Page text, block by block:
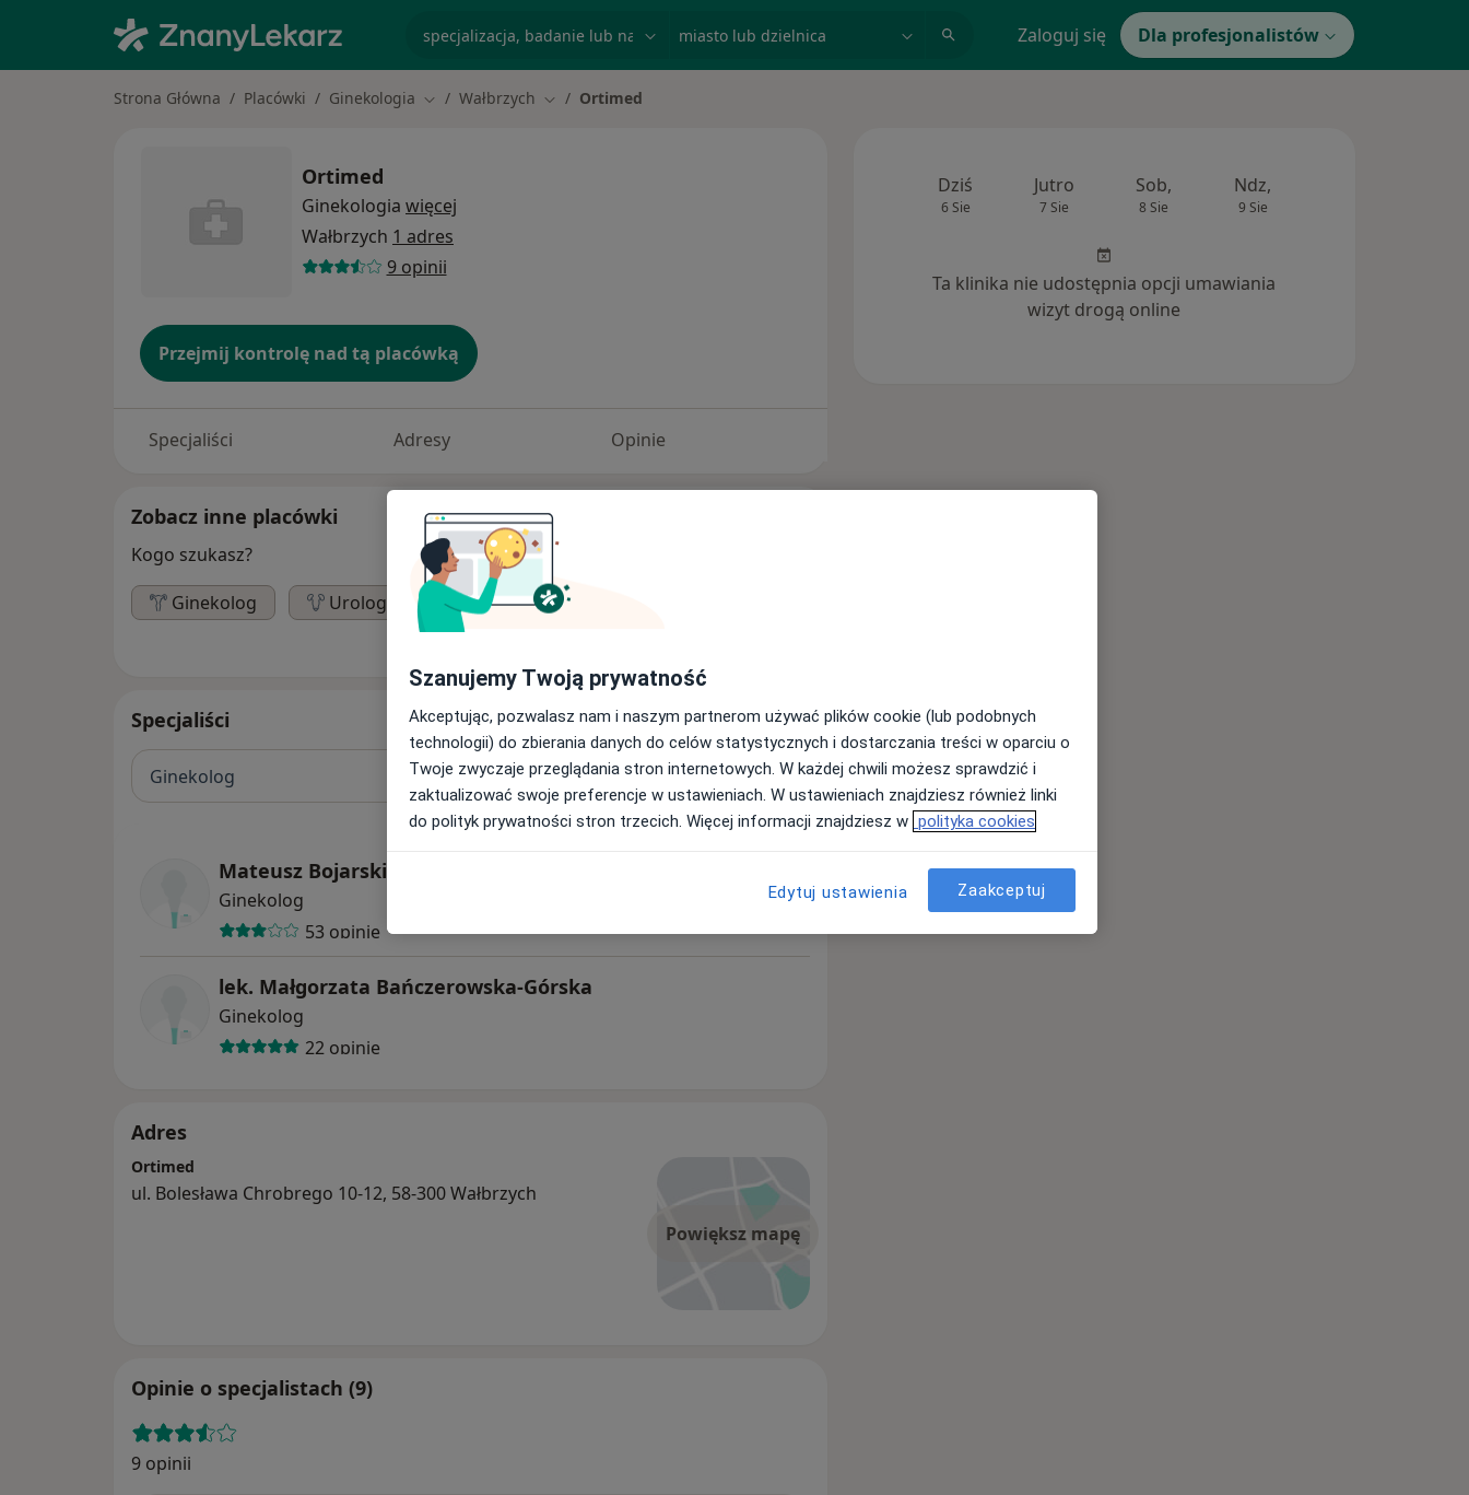
Zaloguj się Dla profesjonalistów
Strona Główna Placówki Ginekologia Zmień miasto
Wałbrzych Zmień miasto
Ortimed
Ortimed
Ginekologia więcej
Wałbrzych 1 adres
9 opinii
Przejmij kontrolę nad tą placówką
Specjaliści Adresy Opinie
Zobacz inne placówki
Kogo szukasz?
Ginekolog
Urolog Ortopeda
Specjaliści
Ginekolog
Mateusz Bojarski
Ginekolog
53 opinie
lek. Małgorzata Bańczerowska-Górska
Ginekolog
22 opinie
Adres
Powiększ mapę
Ortimed
ul. Bolesława Chrobrego 10-12, 58-300 Wałbrzych
Opinie o specjalistach (9)
9 opinii
Dziś
6 Sie
Jutro
7 Sie
Sob,
8 Sie
Ndz,
9 Sie
Ta klinika nie udostępnia opcji umawiania
wizyt drogą online
Szanujemy Twoją prywatność
Akceptując, pozwalasz nam i naszym partnerom używać plików cookie (lub podobnych
technologii) do zbierania danych do celów statystycznych i dostarczania treści w oparciu o
Twoje zwyczaje przeglądania stron internetowych. W każdej chwili możesz sprawdzić i
zaktualizować swoje preferencje w ustawieniach. W ustawieniach znajdziesz również linki
do polityk prywatności stron trzecich. Więcej informacji znajdziesz w polityka cookies
Edytuj ustawienia Zaakceptuj